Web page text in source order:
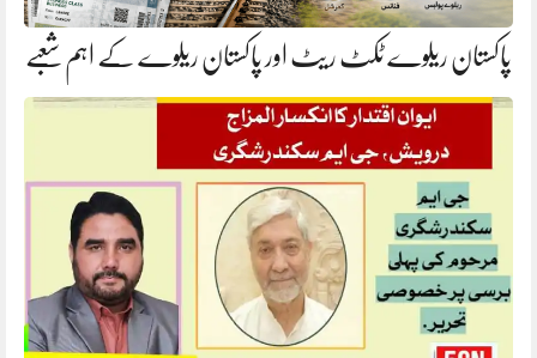
پاکستان ریلوے ٹکٹ ریٹ اور پاکستان ریلوے کے اہم شعبے